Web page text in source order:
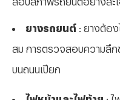
ยางรถยนต์ : ยางต้อง
สม การตรวจสอบความลึ
บนถนนเปียก
ไฟหน้าและไฟท้าย : ไ